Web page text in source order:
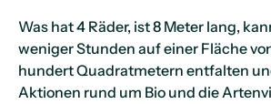
Was hat 4 Räder, ist 8 Meter lang,
weniger Stunden auf einer Fläche
hundert Quadratmetern entfalten
Aktionen rund um Bio und die